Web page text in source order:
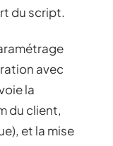
du script.
avec
la
du client,
et la mise